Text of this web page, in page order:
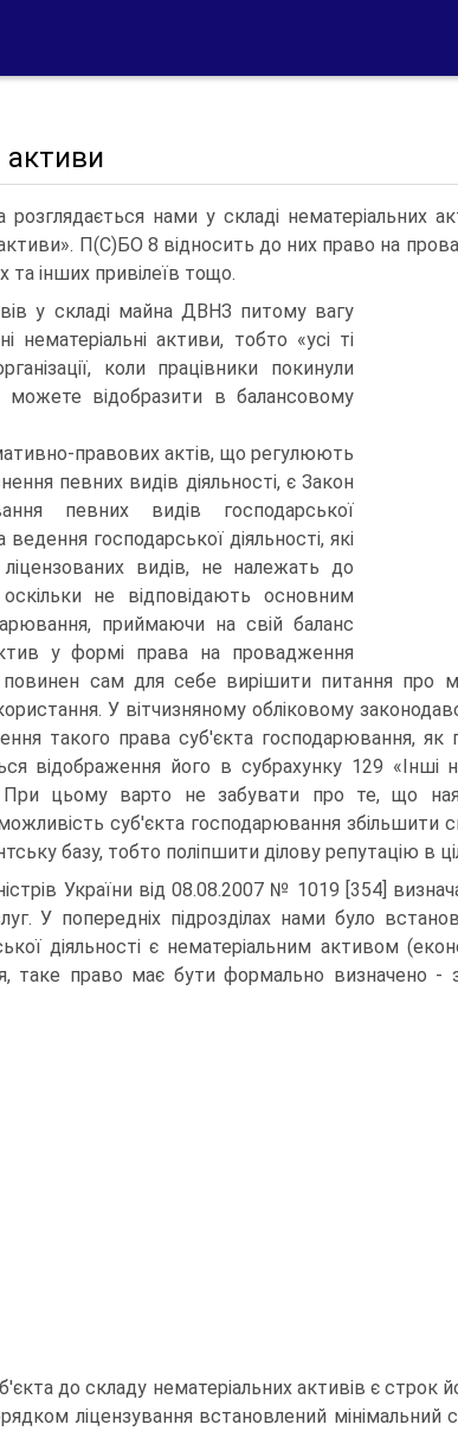
активи
нами у скла­ді нематеріальних
активи». П(С)БО 8 відносить до них право на
та інших привілеїв тощо.
у складі майна ДВНЗ пи­тому вагу
нематеріальні активи, тобто «усі ті
коли працівники покинули
відобразити в балансовому
правових актів, що регулюють
певних видів діяльності, є Закон
певних видів господарської
господарської діяльності, які
видів, не належать до
оскільки не відповідають основним
приймаючи на свій баланс
у формі права на провадження
повинен сам для себе вирішити питання про
У вітчизняному обліковому
такого права суб'єкта господарювання, як
відобра­ження його в субрахунку 129 «Інші
При цьому варто не забувати про те, що
суб'єкта господарювання збільшити
базу, тоб­то поліпшити ділову репутацію в
України від 08.08.2007 № 1019 [354]
У попере­дніх підрозділах нами було
діяльності є нематеріальним активом
таке право має бути формально визначено -
до складу нематеріальних активів є строк
ліцензування встановлений мінімальний